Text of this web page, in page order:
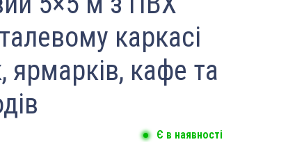
каркасі
ярмарків, кафе та
Є в наявності